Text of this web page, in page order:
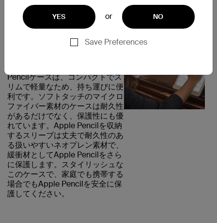
YES or NO
Save Preferences
安全に持ち運び
Pencilケースは、コンパクトでス
リムで軽量なため、持ち運びに便
利です。ソフトタッチのマイクロ
ファイバー素材のケースは耐久性
があるだけでなく、保護性にも優
れています。Apple Pencilを収納
するスリーブは丈夫で耐久性のあ
る扱いやすいネオプレン素材で、
緩衝材としてApple Pencilをさら
に保護します。スタイリッシュな
このケースで、家庭でも携帯する
場合でもApple Pencilを安全に保
護してください。